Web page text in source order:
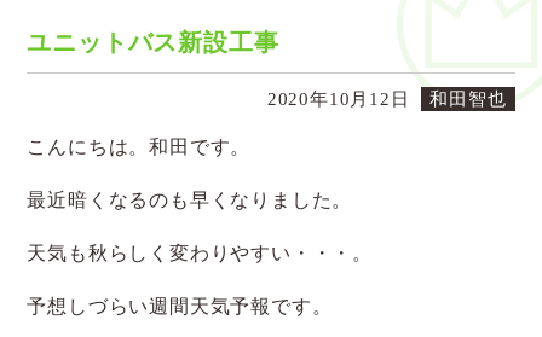
ユニットバス新設工事
2020年10月12日 和田智也
こんにちは。和田です。
最近暗くなるのも早くなりました。
天気も秋らしく変わりやすい・・・。
予想しづらい週間天気予報です。